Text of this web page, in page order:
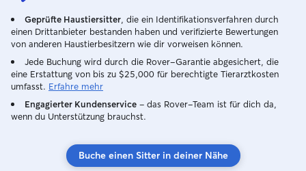
Geprüfte Haustiersitter , die ein Identifikationsverfahren durch
einen Drittanbieter bestanden haben und verifizierte Bewertungen
von anderen Haustierbesitzern wie dir vorweisen können.
Jede Buchung wird durch die Rover-Garantie abgesichert, die
eine Erstattung von bis zu $25,000 für berechtigte Tierarztkosten
umfasst. Erfahre mehr
Engagierter Kundenservice – das Rover-Team ist für dich da,
wenn du Unterstützung brauchst.
Buche einen Sitter in deiner Nähe